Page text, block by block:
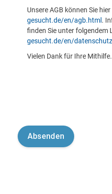
Unsere AGB können Sie
gesucht.de/en/agb.html .
finden Sie unter folgendem
gesucht.de/en/
Vielen Dank für Ihre Mithilfe.